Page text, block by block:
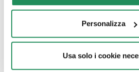
Personalizza
Usa solo i cookie
κατοικίδιο σας